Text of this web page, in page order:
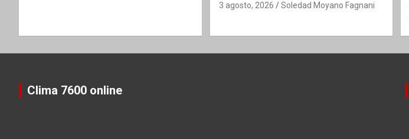
3 agosto, 2026 Soledad Moyano Fagnani
Clima 7600 online